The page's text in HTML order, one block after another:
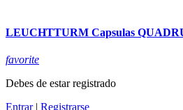
LEUCHTTURM Capsulas
favorite
Debes de estar registrado
Entrar| Registrarse